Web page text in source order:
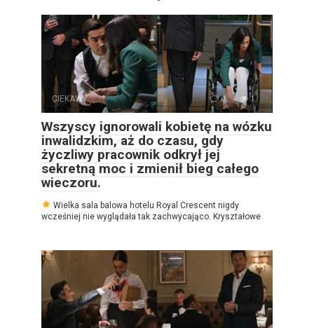
CIEKAWY 0 1
Wszyscy ignorowali kobietę na wózku
inwalidzkim, aż do czasu, gdy
życzliwy pracownik odkrył jej
sekretną moc i zmienił bieg całego
wieczoru.
Wielka sala balowa hotelu Royal Crescent nigdy
wcześniej nie wyglądała tak zachwycająco. Kryształowe